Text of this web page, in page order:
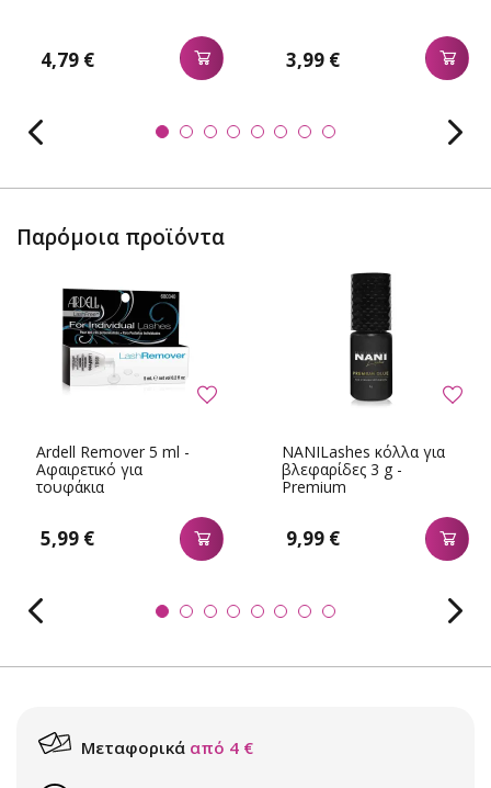
4,79 € 3,99 €
Παρόμοια προϊόντα
Ardell Remover 5 ml -
Αφαιρετικό για
τουφάκια
5,99 €
NANILashes κόλλα για
βλεφαρίδες 3 g -
Premium
9,99 €
Μεταφορικά από 4 €